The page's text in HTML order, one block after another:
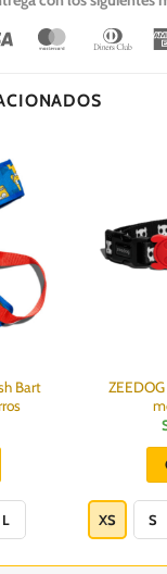
Visa MasterCard
Bart
L XS S